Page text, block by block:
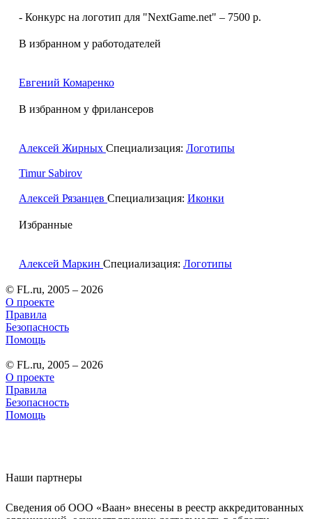
- Конкурс на логотип для "NextGame.net" – 7500 р.
В избранном у работодателей
Евгений Комаренко
В избранном у фрилансеров
Алексей Жирных Специализация: Логотипы
Timur Sabirov
Алексей Рязанцев Специализация: Иконки
Избранные
Алексей Маркин Специализация: Логотипы
© FL.ru, 2005 – 2026
О проекте
Правила
Безопасность
Помощь
© FL.ru, 2005 – 2026
О проекте
Правила
Безопасность
Помощь
Наши партнеры
Сведения об ООО «Ваан» внесены в реестр аккредитованных